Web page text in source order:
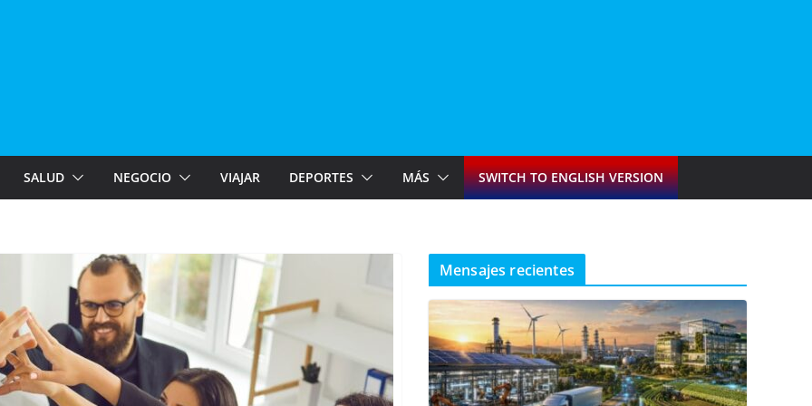
SALUD NEGOCIO VIAJAR DEPORTES MÁS SWITCH TO ENGLISH VERSION
Mensajes recientes